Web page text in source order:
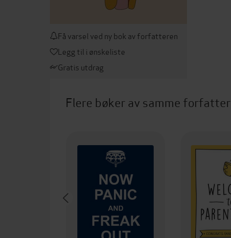
Få varsel ved ny bok av forfatteren
Legg til i ønskeliste
Gratis utdrag
Flere bøker av samme forfatter